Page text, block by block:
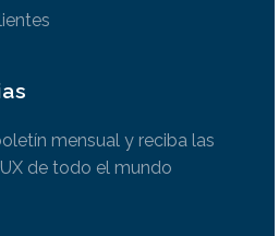
mensual y reciba las
de todo el mundo